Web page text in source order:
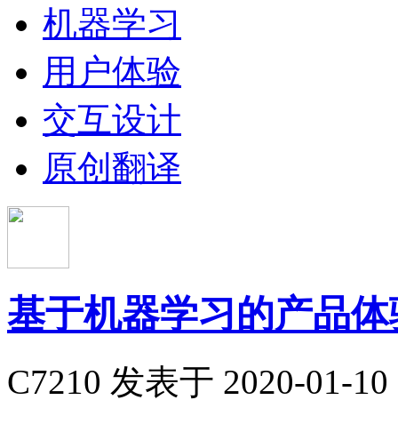
机器学习
用户体验
交互设计
原创翻译
基于机器学习的产品
C7210 发表于 2020-01-10